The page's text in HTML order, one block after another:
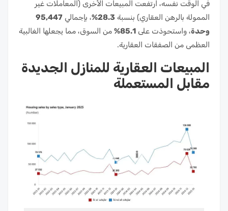
في الوقت نفسه، ارتفعت المبيعات الأخرى (المعاملات غير
الممولة بالرهن العقاري) بنسبة 28.3% ، بإجمالي 95,447
وحدة، واستحوذت على 85.1%
من السوق، مما يجعلها الغالبية
العظمى من الصفقات العقارية.
المبيعات العقارية للمنازل الجديدة
مقابل المستعملة